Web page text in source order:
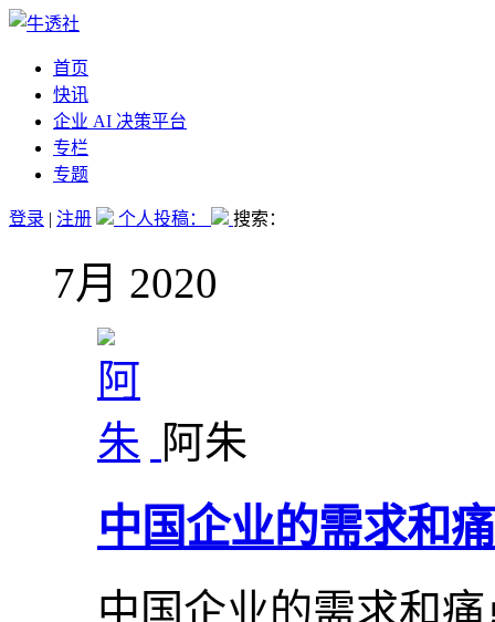
首页
快讯
企业 AI 决策平台
专栏
专题
登录 | 注册 个人投稿： 搜索：
7月 2020
阿朱
中国企业的需求和
中国企业的需求和